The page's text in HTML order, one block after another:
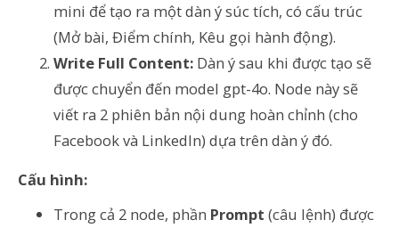
mini để tạo ra một dàn ý súc tích, có cấu trúc
(Mở bài, Điểm chính, Kêu gọi hành động).
Write Full Content: Dàn ý sau khi được tạo sẽ
được chuyển đến model gpt-4o. Node này sẽ
viết ra 2 phiên bản nội dung hoàn chỉnh (cho
Facebook và LinkedIn) dựa trên dàn ý đó.
Cấu hình:
Trong cả 2 node, phần Prompt (câu lệnh) được